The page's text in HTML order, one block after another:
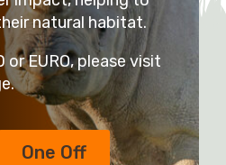
natural habitat.
or EURO, please visit
One Off